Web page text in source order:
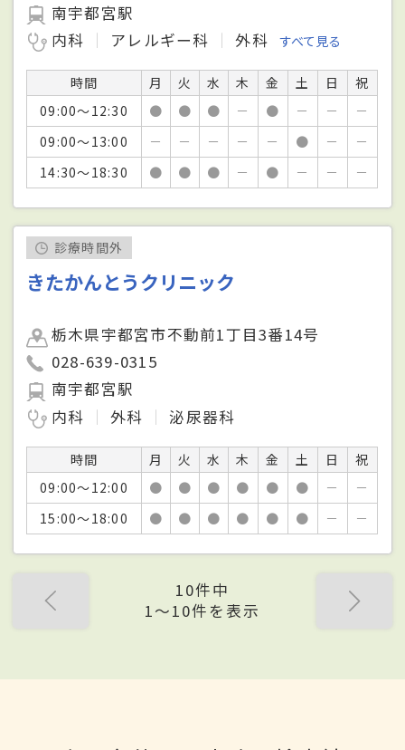
南宇都宮駅
内科
アレルギー科 外科 すべて見る
時間 月 火 水 木 金 土 日
祝
09:00～12:30
● ● ● － ● － －
－
09:00～13:00
－ － － － － ● －
－
14:30～18:30
● ● ● － ● － － －
診療時間外
きたかんとうクリニック
栃木県宇都宮市不動前1丁目3番14号
028-639-0315
南宇都宮駅
内科
外科 泌尿器科
時間 月 火 水 木 金 土 日
祝
09:00～12:00
● ● ● ● ● ● －
－
15:00～18:00
● ● ● ● ● ● － －
10件中
1〜10件を表示